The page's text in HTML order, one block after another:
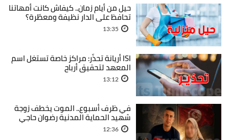
حيل من أيام زمان.. كيفاش كانت أمهاتنا
تحافظ على الدار نظيفة ومعطّرة؟
13:35
ISI أريانة تحذّر: مراكز خاصة تستغل اسم
المعهد لتحقيق أرباح
13:12
في ظرف أسبوع.. الموت يخطف زوجة
شهيد الحماية المدنية رضوان حاجي
12:36